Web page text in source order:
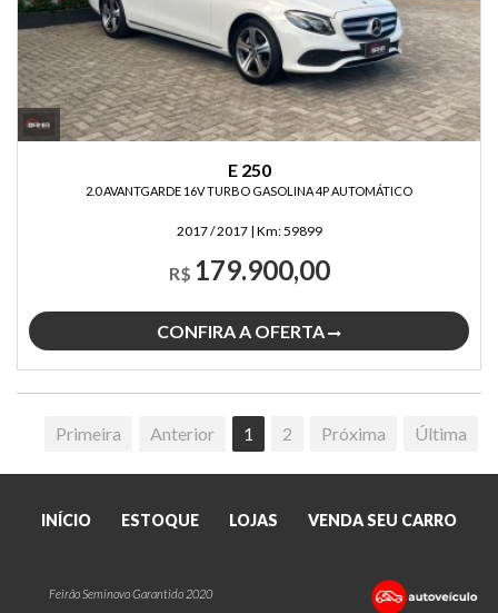
E 250
2.0 AVANTGARDE 16V TURBO GASOLINA 4P AUTOMÁTICO
2017 / 2017 | Km:59899
R$ 179.900,00
CONFIRA A OFERTA
Primeira Anterior 1 2 Próxima Última
INÍCIO ESTOQUE LOJAS VENDA SEU CARRO
Feirão Seminovo Garantido 2020